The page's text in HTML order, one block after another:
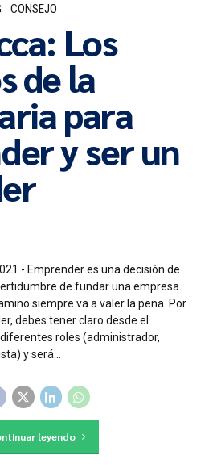
CONSEJO
Los
de la
para
y ser un
Emprender es una decisión de
de fundar una empresa.
siempre va a valer la pena. Por
debes tener claro desde el
roles (administrador,
y será...
leyendo